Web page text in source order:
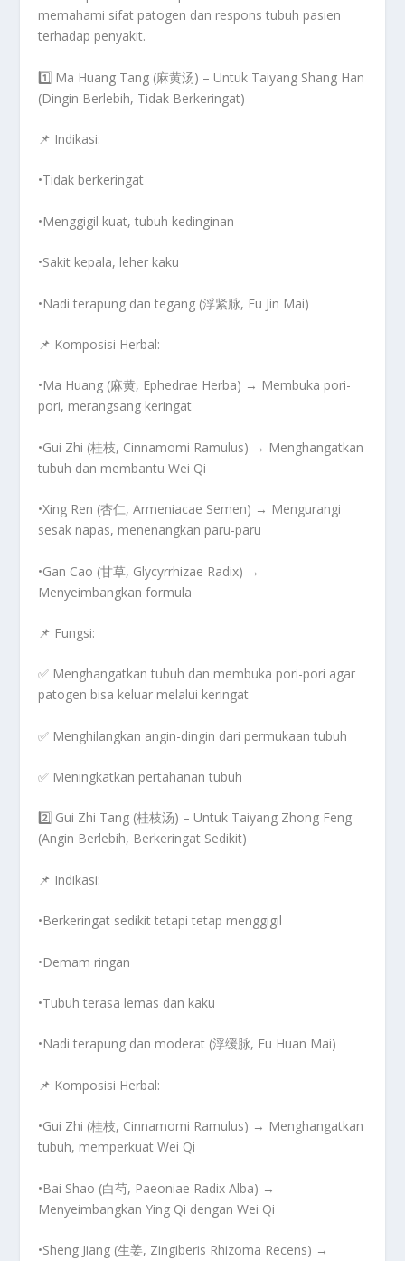
memahami sifat patogen dan respons tubuh pasien
terhadap penyakit.
1️⃣ Ma Huang Tang (麻黄汤) – Untuk Taiyang Shang Han
(Dingin Berlebih, Tidak Berkeringat)
📌 Indikasi:
•Tidak berkeringat
•Menggigil kuat, tubuh kedinginan
•Sakit kepala, leher kaku
•Nadi terapung dan tegang (浮紧脉, Fu Jin Mai)
📌 Komposisi Herbal:
•Ma Huang (麻黄, Ephedrae Herba) → Membuka pori-
pori, merangsang keringat
•Gui Zhi (桂枝, Cinnamomi Ramulus) → Menghangatkan
tubuh dan membantu Wei Qi
•Xing Ren (杏仁, Armeniacae Semen) → Mengurangi
sesak napas, menenangkan paru-paru
•Gan Cao (甘草, Glycyrrhizae Radix) →
Menyeimbangkan formula
📌 Fungsi:
✅ Menghangatkan tubuh dan membuka pori-pori agar
patogen bisa keluar melalui keringat
✅ Menghilangkan angin-dingin dari permukaan tubuh
✅ Meningkatkan pertahanan tubuh
2️⃣ Gui Zhi Tang (桂枝汤) – Untuk Taiyang Zhong Feng
(Angin Berlebih, Berkeringat Sedikit)
📌 Indikasi:
•Berkeringat sedikit tetapi tetap menggigil
•Demam ringan
•Tubuh terasa lemas dan kaku
•Nadi terapung dan moderat (浮缓脉, Fu Huan Mai)
📌 Komposisi Herbal:
•Gui Zhi (桂枝, Cinnamomi Ramulus) → Menghangatkan
tubuh, memperkuat Wei Qi
•Bai Shao (白芍, Paeoniae Radix Alba) →
Menyeimbangkan Ying Qi dengan Wei Qi
•Sheng Jiang (生姜, Zingiberis Rhizoma Recens) →